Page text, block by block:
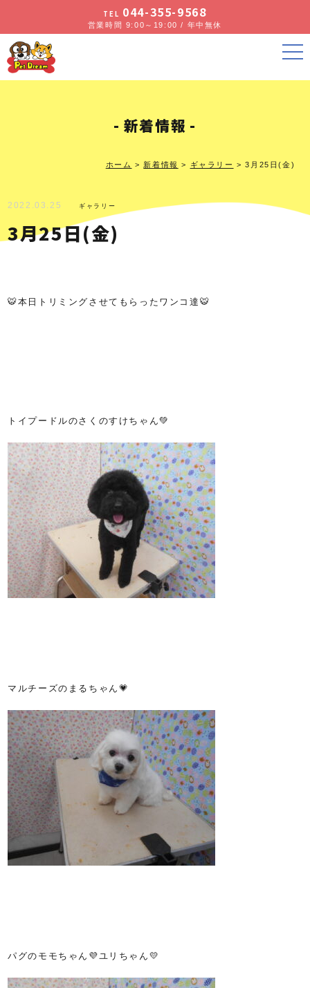
TEL 044-355-9568
営業時間 9:00～19:00 / 年中無休
新着情報
ホーム > 新着情報 > ギャラリー >3月25日(金)
2022.03.25 ギャラリー
3月25日(金)
🐯本日トリミングさせてもらったワンコ達🐯
トイプードルのさくのすけちゃん💚
マルチーズのまるちゃん💗
パグのモモちゃん💜ユリちゃん💛